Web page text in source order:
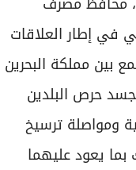
في إطار العلاقات
بين مملكة البحرين
حرص البلدين
ومواصلة ترسيخ
يعود عليهما